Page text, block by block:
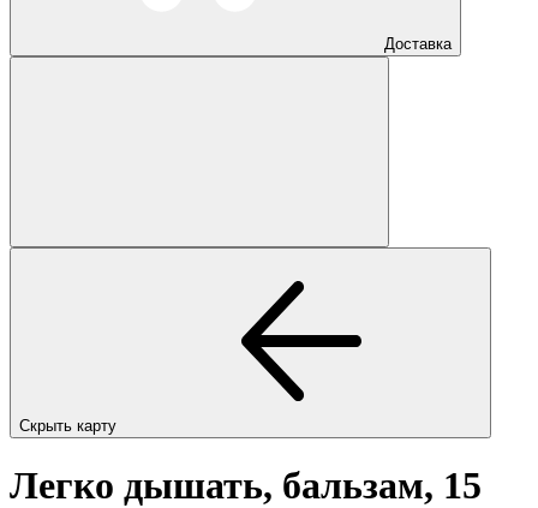
Доставка
Скрыть карту
Легко дышать, бальзам, 15